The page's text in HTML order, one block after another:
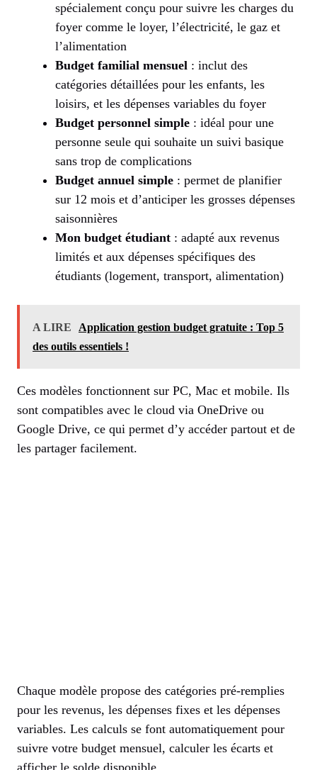
spécialement conçu pour suivre les charges du
foyer comme le loyer, l’électricité, le gaz et
l’alimentation
Budget familial mensuel : inclut des
catégories détaillées pour les enfants, les
loisirs, et les dépenses variables du foyer
Budget personnel simple : idéal pour une
personne seule qui souhaite un suivi basique
sans trop de complications
Budget annuel simple : permet de planifier
sur 12 mois et d’anticiper les grosses dépenses
saisonnières
Mon budget étudiant : adapté aux revenus
limités et aux dépenses spécifiques des
étudiants (logement, transport, alimentation)
A LIRE
Application gestion budget gratuite : Top 5
des outils essentiels !
Ces modèles fonctionnent sur PC, Mac et mobile. Ils
sont compatibles avec le cloud via OneDrive ou
Google Drive, ce qui permet d’y accéder partout et de
les partager facilement.
Chaque modèle propose des catégories pré-remplies
pour les revenus, les dépenses fixes et les dépenses
variables. Les calculs se font automatiquement pour
suivre votre budget mensuel, calculer les écarts et